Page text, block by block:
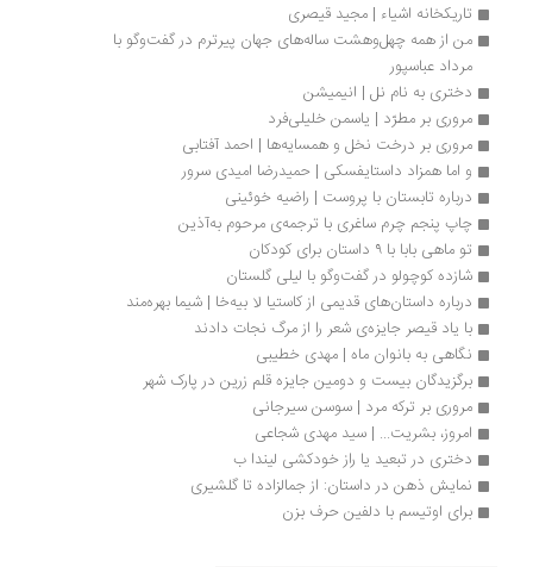
تاریكخانه‌ اشیاء | مجید قیصری
من از همه‌ چهل‌وهشت ساله‌های جهان پیرترم در گفت‌وگو با
مرداد عباسپور
دختری به نام نل | انیمیشن
مروری بر مطرّد | یاسمن خلیلی‌فرد
مروری بر درخت نخل و همسایه‌ها | احمد آفتابی
و اما همزاد داستایفسکی | حمیدرضا امیدی سرور
درباره تابستان با پروست | راضیه خوئینی
چاپ پنجم چرم ساغری با ترجمه‌ی مرحوم به‌آذین
تو ماهی بابا با ۹ داستان برای کودکان
شازده کوچولو در گفت‌وگو با لیلی گلستان
درباره داستان‌های قدیمی از کاستیا لا بیه‌خا | شیما بهره‌مند
با یاد قیصر جایزه‌ی شعر را از مرگ نجات دادند
نگاهی به بانوان ماه | مهدی خطیبی
برگزیدگان بیست و دومین جایزه قلم زرین در پارک شهر
مروری بر ترکه مرد | سوسن سیرجانی
امروز، بشریت... | سید مهدی شجاعی
دختری در تبعید یا راز خودکشی لیندا ب
نمایش ذهن در داستان: از جمالزاده تا گلشیری
برای اوتیسم با دلفین حرف بزن